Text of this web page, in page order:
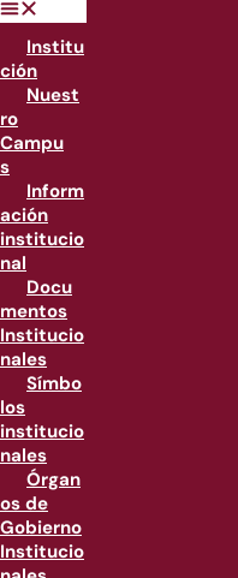
Institu
ción
Nuest
ro
Campu
s
Inform
ación
institucio
nal
Docu
mentos
Institucio
nales
Símbo
los
institucio
nales
Órgan
os de
Gobierno
Institucio